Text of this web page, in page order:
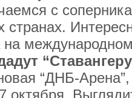
с
на
“ДНБ-Арена”,